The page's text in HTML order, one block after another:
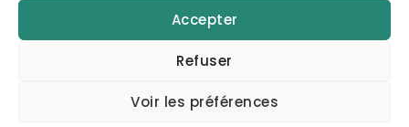
Accepter
Refuser
Voir les préférences
Politique de confidentialité|